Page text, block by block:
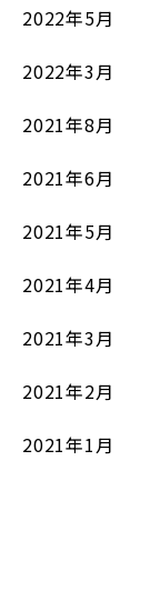
2022年5月
2022年3月
2021年8月
2021年6月
2021年5月
2021年4月
2021年3月
2021年2月
2021年1月